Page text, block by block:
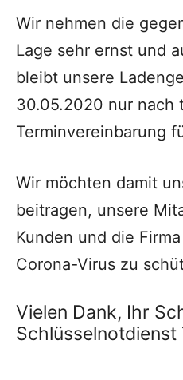
Wir nehmen die
Lage sehr ernst und
bleibt unsere
30.05.2020 nur nach
Terminvereinbarung
Wir möchten damit
beitragen, unsere
Kunden und die
Corona-Virus zu
Vielen Dank, Ihr
Schlüsselnotdienst